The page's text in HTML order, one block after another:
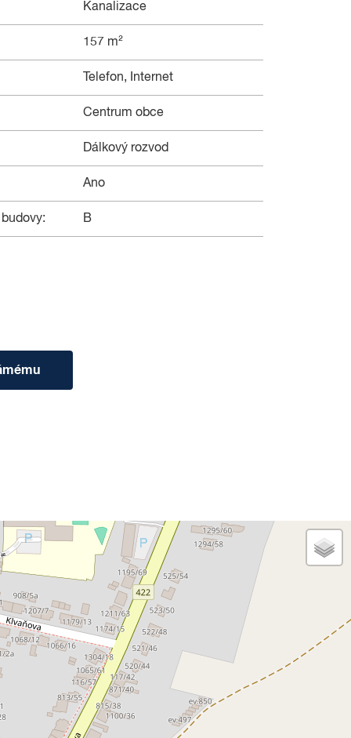
Kanalizace
157 m²
Telefon, Internet
Centrum obce
Dálkový rozvod
Ano
B